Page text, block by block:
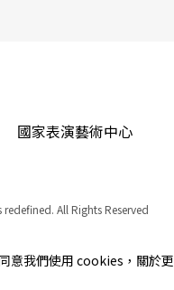
國家表演藝術中心
All Rights Reserved
準。
意我們使用 cookies，關於更